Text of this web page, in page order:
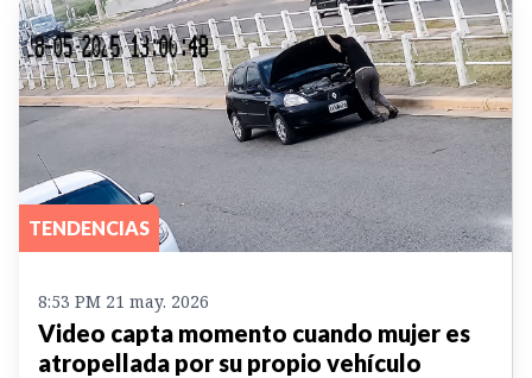
TENDENCIAS
8:53 PM 21 may. 2026
Video capta momento cuando mujer es
atropellada por su propio vehículo